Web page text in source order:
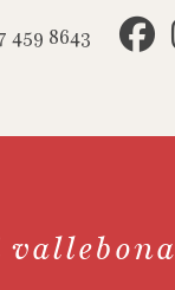
459 8643
vallebona